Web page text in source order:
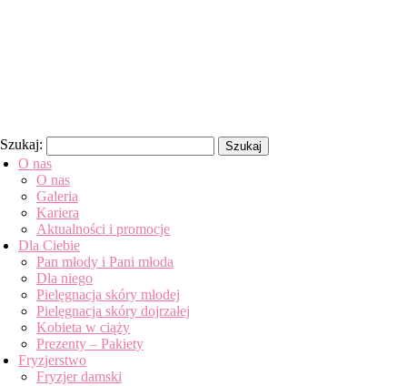
Szukaj:
O nas
O nas
Galeria
Kariera
Aktualności i promocje
Dla Ciebie
Pan młody i Pani młoda
Dla niego
Pielęgnacja skóry młodej
Pielęgnacja skóry dojrzałej
Kobieta w ciąży
Prezenty – Pakiety
Fryzjerstwo
Fryzjer damski